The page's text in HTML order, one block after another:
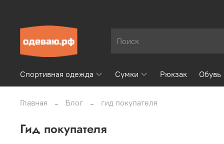
Спортивная одежда Сумки Рюкзак Обувь
Главная Блог гид покупателя
гид покупателя